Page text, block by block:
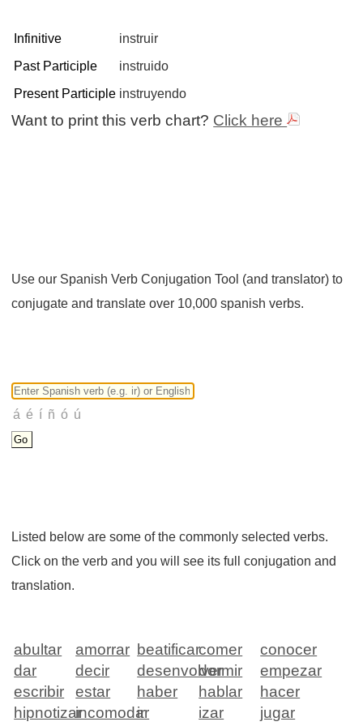
Infinitive
instruir
Past Participle
instruido
Present Participle instruyendo
Want to print this verb chart? Click here
Use our Spanish Verb Conjugation Tool (and translator) to
conjugate and translate over 10,000 spanish verbs.
Listed below are some of the commonly selected verbs.
Click on the verb and you will see its full conjugation and
translation.
abultar amorrar beatificarcomer
conocer
dar
decir desenvolver
dormir
empezar
escribir
estar haber hablar
hacer
hipnotizarincomodar
ir izar
jugar